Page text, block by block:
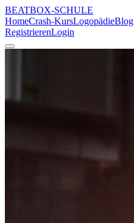
BEATBOX-SCHULE
HomeCrash-KursLogopädieBlog
RegistrierenLogin